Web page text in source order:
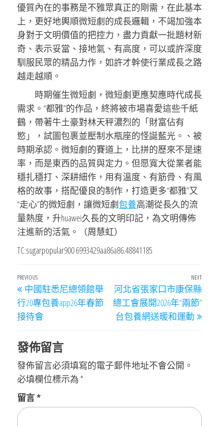
優質內在的事務是不雅眾真正的剛需，在此基本
上，更好地輿順微短劇的成長邏輯，不竭加強本
身對于文明價值的把控力，盡力貢獻一批題材新
奇、表示妥當、接地氣、有高度，可以或許深度
馴服民眾的精品力作，如許才幹使行業成長之路
越走越順。
時期催生微短劇，微短劇更應契應時代成長
需求。“都雅”的作品，終將被市場喜愛這些千紙
鶴，帶著牛土豪對林天秤濃烈的「財富佔有
慾」，試圖包裹並壓制水瓶座的怪誕藍光。、被
時期承認。微短劇的賽道上，比拼的歷來不是速
率，而是東西的品質與定力。但愿寬大從業者能
穩扎穩打、深耕細作，用有溫度、有筋骨、有風
格的故事，搭配優良的制作，打造更多“都雅”又
“走心”的微短劇，讓微短劇包養高潮從長久的流
量熱度，升huawei久長的文明印記，為文明傳佈
注進新的活氣。（周慧虹）
TC:sugarpopular900 6993429aa86a86.48841185
文
章
導
Previous
Post
PREVIOUS
中國駐悉尼總領館舉
行20專包養app26年春節
接待會
Next
NEXT
河北省張家口市康保縣
總工會展開2026年“兩節”
台包養網送暖和運動
發佈留言
發佈留言必須填寫的電子郵件地址不會公開。
必填欄位標示為 *
留言*